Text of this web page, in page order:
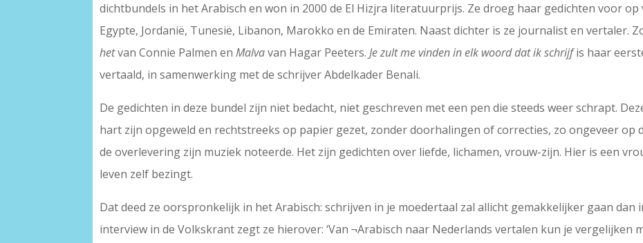
dichtbundels in het Arabisch en won in 2000 de El Hizjra literatuurprijs. Ze droeg haar gedichten voor
Egypte, Jordanië, Tunesië, Libanon, Marokko en de Emiraten. Naast dichter is ze journalist en vertaler.
hetvan Connie Palmen enMalvavan Hagar Peeters.Je zult me vinden in elk woord dat ik schrijfis haar
vertaald, in samenwerking met de schrijver Abdelkader Benali.
De gedichten in deze bundel zijn niet bedacht, niet geschreven met een pen die steeds weer schrapt.
hart zijn opgeweld en rechtstreeks op papier gezet, zonder doorhalingen of correcties, zo ongeveer op
de overlevering zijn muziek noteerde. Het zijn gedichten over liefde, lichamen, vrouw-zijn. Hier is een
leven zelf bezingt.
Dat deed ze oorspronkelijk in het Arabisch: schrijven in je moedertaal zal allicht gemakkelijker gaan dan
interview in de Volkskrant zegt ze hierover: ‘Van ¬Arabisch naar Nederlands vertalen kun je vergelijken